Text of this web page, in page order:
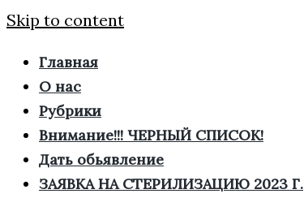
Skip to content
Главная
О нас
Рубрики
Внимание!!! ЧЕРНЫЙ СПИСОК!
Дать обьявление
ЗАЯВКА НА СТЕРИЛИЗАЦИЮ 2023 Г.